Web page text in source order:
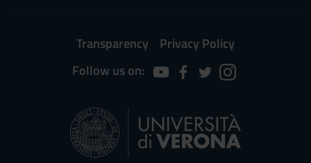
Transparency
Privacy Policy
Follow us on: